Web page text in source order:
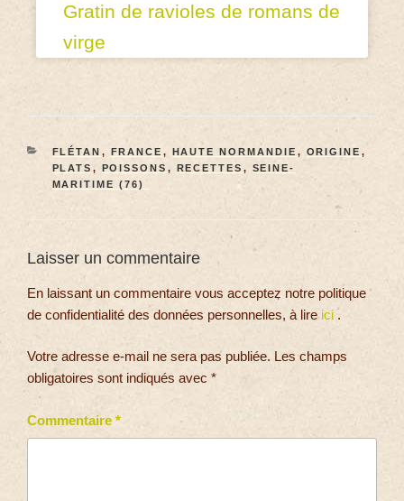
Gratin de ravioles de romans de
virge
FLÉTAN , FRANCE , HAUTE NORMANDIE , ORIGINE ,
PLATS , POISSONS , RECETTES , SEINE-
MARITIME (76)
Laisser un commentaire
En laissant un commentaire vous acceptez notre politique
de confidentialité des données personnelles, à lire ici .
Votre adresse e-mail ne sera pas publiée. Les champs
obligatoires sont indiqués avec *
Commentaire *